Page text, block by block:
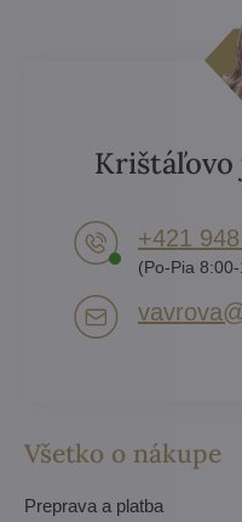
Všetko o nákupe
Preprava a platba
Krištáľovo
+421
(Po-Pia